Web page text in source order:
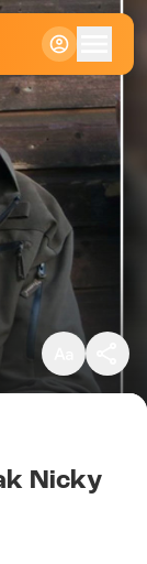
Klein
Standaard
Groot
Nicky